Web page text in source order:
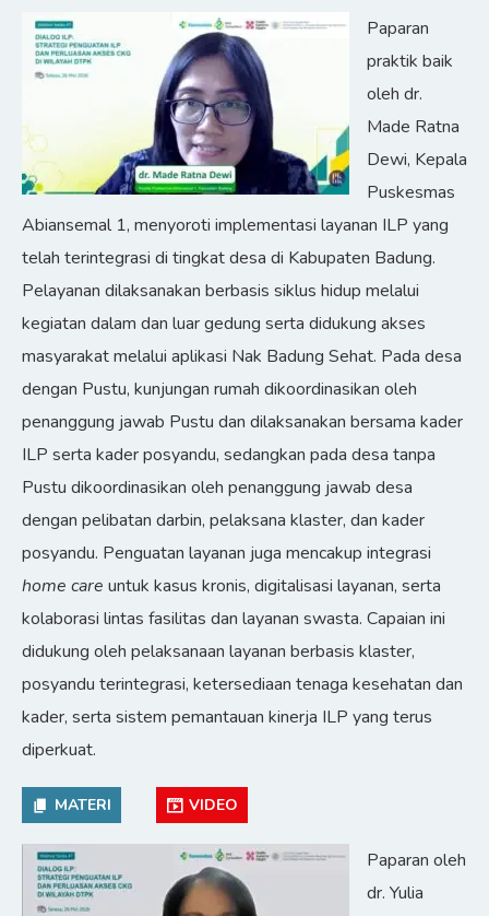
Paparan
praktik baik
oleh dr.
Made Ratna
Dewi, Kepala
Puskesmas
Abiansemal 1, menyoroti implementasi layanan ILP yang
telah terintegrasi di tingkat desa di Kabupaten Badung.
Pelayanan dilaksanakan berbasis siklus hidup melalui
kegiatan dalam dan luar gedung serta didukung akses
masyarakat melalui aplikasi Nak Badung Sehat. Pada desa
dengan Pustu, kunjungan rumah dikoordinasikan oleh
penanggung jawab Pustu dan dilaksanakan bersama kader
ILP serta kader posyandu, sedangkan pada desa tanpa
Pustu dikoordinasikan oleh penanggung jawab desa
dengan pelibatan darbin, pelaksana klaster, dan kader
posyandu. Penguatan layanan juga mencakup integrasi
home care untuk kasus kronis, digitalisasi layanan, serta
kolaborasi lintas fasilitas dan layanan swasta. Capaian ini
didukung oleh pelaksanaan layanan berbasis klaster,
posyandu terintegrasi, ketersediaan tenaga kesehatan dan
kader, serta sistem pemantauan kinerja ILP yang terus
diperkuat.
MATERI VIDEO
Paparan oleh
dr. Yulia